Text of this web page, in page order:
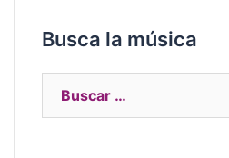
Busca la música